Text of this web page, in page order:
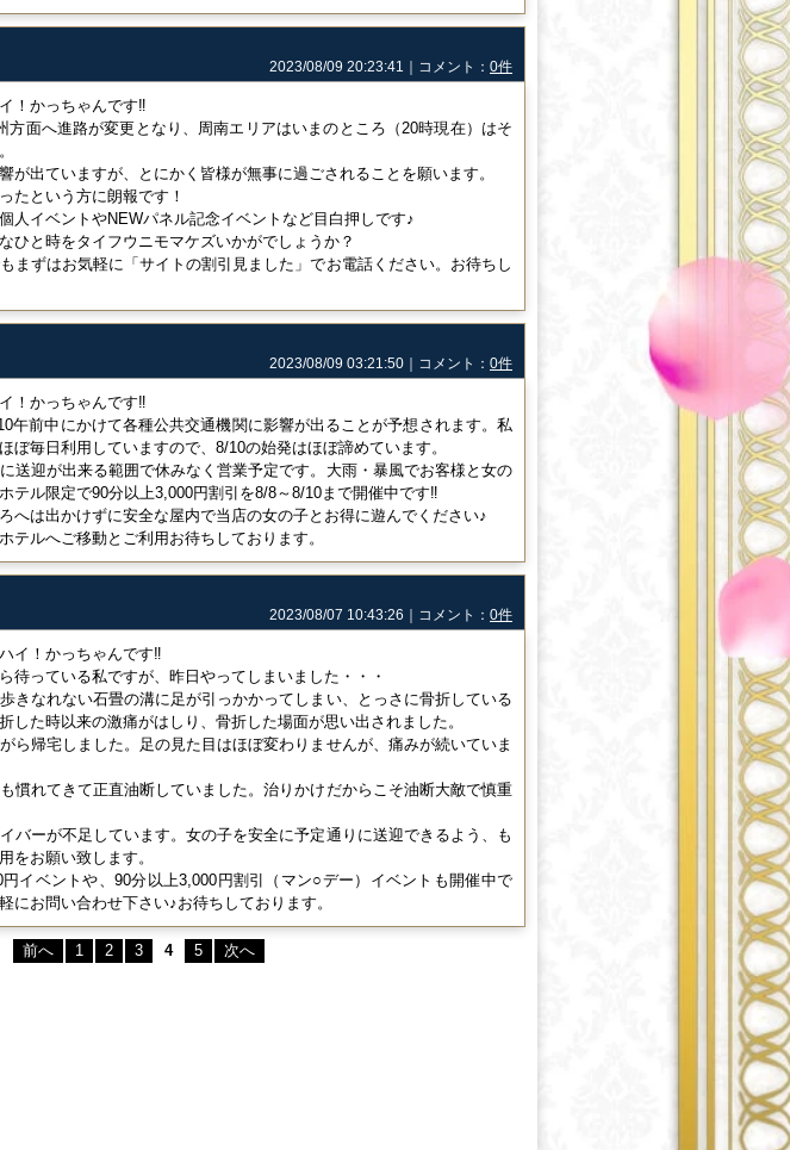
2023/08/09 20:23:41｜コメント： 0件
！かっちゃんです‼
方面へ進路が変更となり、周南エリアはいまのところ（20時現在）はそ
が出ていますが、とにかく皆様が無事に過ごされることを願います。
たという方に朗報です！
人イベントやNEWパネル記念イベントなど目白押しです♪
ひと時をタイフウニモマケズいかがでしょうか？
まずはお気軽に「サイトの割引見ました」でお電話ください。お待ちし
2023/08/09 03:21:50｜コメント： 0件
！かっちゃんです‼
午前中にかけて各種公共交通機関に影響が出ることが予想されます。私
ぼ毎日利用していますので、8/10の始発はほぼ諦めています。
送迎が出来る範囲で休みなく営業予定です。大雨・暴風でお客様と女の
テル限定で90分以上3,000円割引を8/8～8/10まで開催中です‼
へは出かけずに安全な屋内で当店の女の子とお得に遊んでください♪
テルへご移動とご利用お待ちしております。
2023/08/07 10:43:26｜コメント： 0件
イ！かっちゃんです‼
待っている私ですが、昨日やってしまいました・・・
きなれない石畳の溝に足が引っかかってしまい、とっさに骨折している
した時以来の激痛がはしり、骨折した場面が思い出されました。
ら帰宅しました。足の見た目はほぼ変わりませんが、痛みが続いていま
慣れてきて正直油断していました。治りかけだからこそ油断大敵で慎重
バーが不足しています。女の子を安全に予定通りに送迎できるよう、も
をお願い致します。
イベントや、90分以上3,000円割引（マン○デー）イベントも開催中で
にお問い合わせ下さい♪お待ちしております。
前へ 1 2 3 4 5 次へ